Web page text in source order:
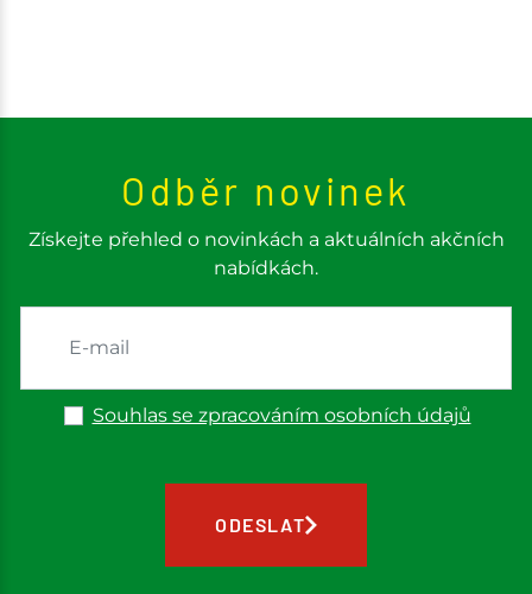
Odběr novinek
Získejte přehled o novinkách a aktuálních akčních
nabídkách.
Souhlas se zpracováním osobních údajů
ODESLAT